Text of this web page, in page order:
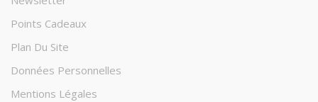
Points Cadeaux
Plan Du Site
Données Personnelles
Mentions Légales